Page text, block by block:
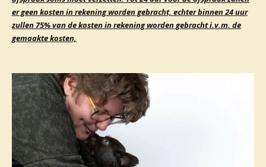
er geen kosten in rekening worden gebracht, echter binnen 24 uur
zullen 75% van de kosten in rekening worden gebracht i.v.m. de
gemaakte kosten,